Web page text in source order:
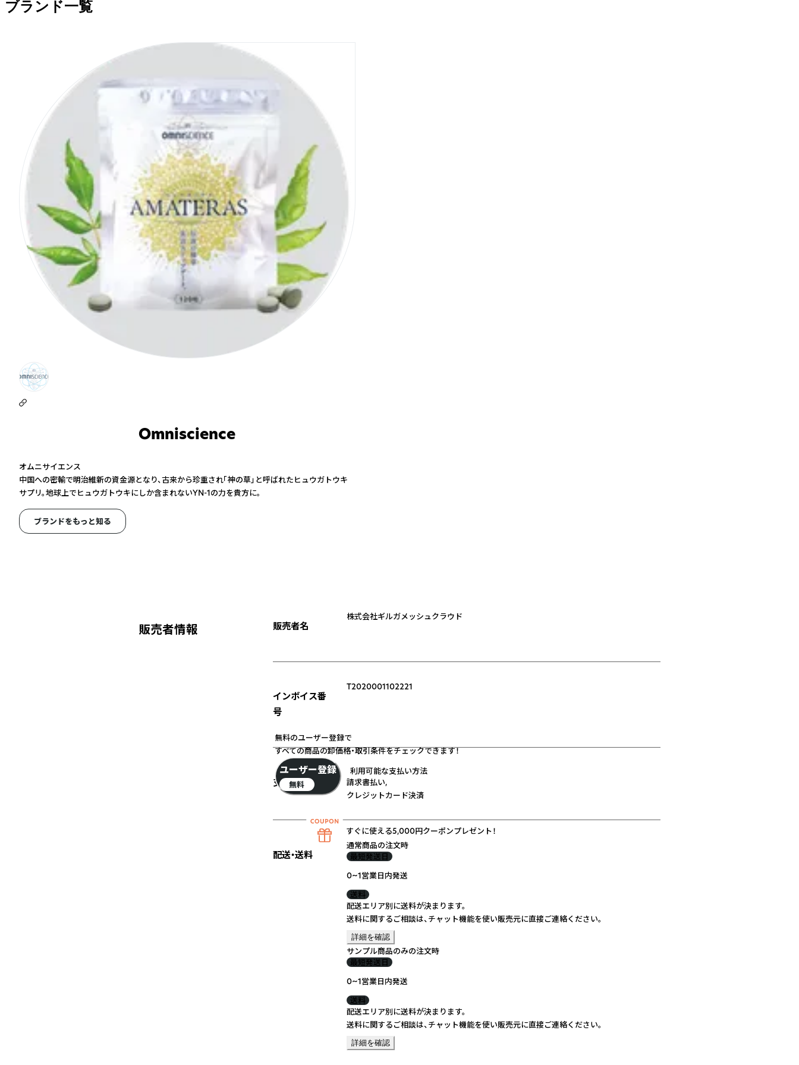
ブランド一覧
Omniscience
オムニサイエンス
中国への密輸で明治維新の資金源となり、古来から珍重され「神の草」と呼ばれたヒュウガトウキ
サプリ。地球上でヒュウガトウキにしか含まれないYN-1の力を貴方に。
ブランドをもっと知る
販売者情報 販売者名
株式会社ギルガメッシュクラウド
インボイス番
号
T2020001102221
支払い方法
利用可能な支払い方法
請求書払い,
クレジットカード決済
配送・送料
通常商品の注文時
最短発送日
0~1営業日内発送
送料
配送エリア別に送料が決まります。
送料に関するご相談は、チャット機能を使い販売元に直接ご連絡ください。
詳細を確認
サンプル商品のみの注文時
最短発送日
0~1営業日内発送
送料
配送エリア別に送料が決まります。
送料に関するご相談は、チャット機能を使い販売元に直接ご連絡ください。
詳細を確認
無料のユーザー登録で
すべての商品の卸価格・取引条件をチェックできます！
ユーザー登録
無料
すぐに使える5,000円クーポンプレゼント！